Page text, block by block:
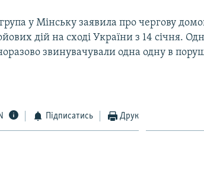
у Мінську заявила про чергову
дій на сході України з 14 січня.
звинувачували одна одну в
Підписатись Друк